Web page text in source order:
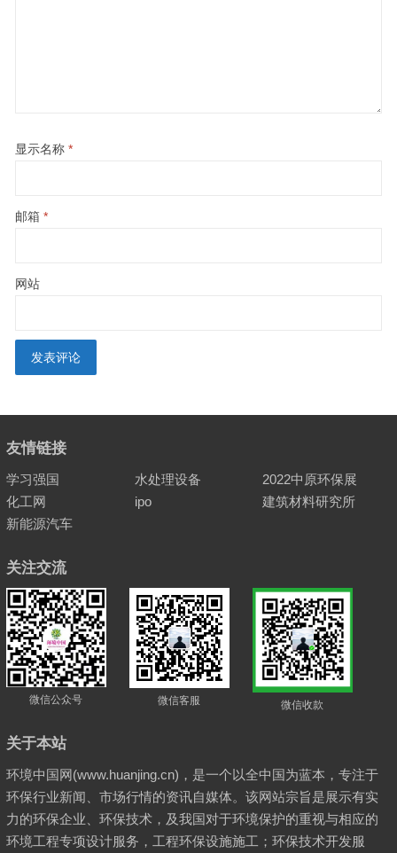
显示名称 *
邮箱 *
网站
友情链接
学习强国 水处理设备
2022中原环保展
化工网
ipo
建筑材料研究所
新能源汽车
关注交流
微信公众号 微信客服 微信收款
关于本站
环境中国网(www.huanjing.cn)，是一个以全中国为蓝本，专注于
环保行业新闻、市场行情的资讯自媒体。该网站宗旨是展示有实
力的环保企业、环保技术，及我国对于环境保护的重视与相应的
环境工程专项设计服务，工程环保设施施工；环保技术开发服